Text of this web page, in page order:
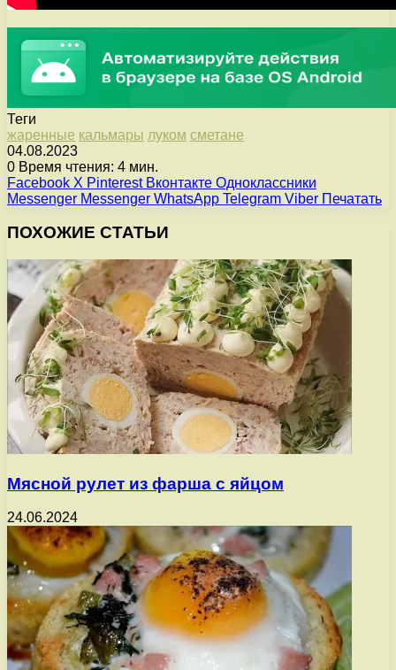
Теги
жаренные кальмары луком сметане
04.08.2023
0 Время чтения: 4 мин.
Facebook X Pinterest Вконтакте Одноклассники
Messenger Messenger WhatsApp Telegram Viber Печатать
ПОХОЖИЕ СТАТЬИ
Мясной рулет из фарша с яйцом
24.06.2024